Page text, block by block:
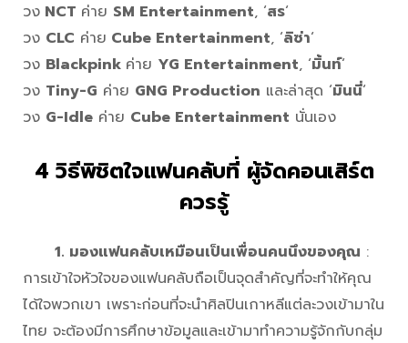
วง NCT ค่าย SM Entertainment, ‘สร‘
วง CLC ค่าย Cube Entertainment, ‘ลิซ่า‘
วง Blackpink ค่าย YG Entertainment, ‘มิ้นท์‘
วง Tiny-G ค่าย GNG Production และล่าสุด ‘มินนี่‘
วง G-Idle ค่าย Cube Entertainment นั่นเอง
4 วิธีพิชิตใจแฟนคลับที่ ผู้จัดคอนเสิร์ต
ควรรู้
1. มองแฟนคลับเหมือนเป็นเพื่อนคนนึงของคุณ :
การเข้าใจหัวใจของแฟนคลับถือเป็นจุดสำคัญที่จะทำให้คุณ
ได้ใจพวกเขา เพราะก่อนที่จะนำศิลปินเกาหลีแต่ละวงเข้ามาใน
ไทย จะต้องมีการศึกษาข้อมูลและเข้ามาทำความรู้จักกับกลุ่ม